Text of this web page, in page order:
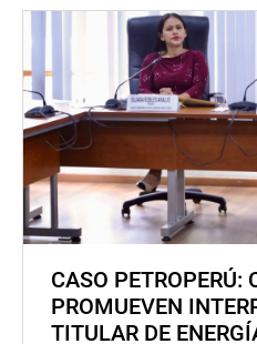
CASO PETROPERÚ:
PROMUEVEN
TITULAR DE